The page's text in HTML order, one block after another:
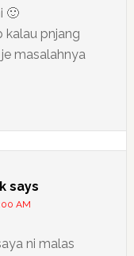
🙂
kalau pnjang
masalahnya
says
AM
ni malas